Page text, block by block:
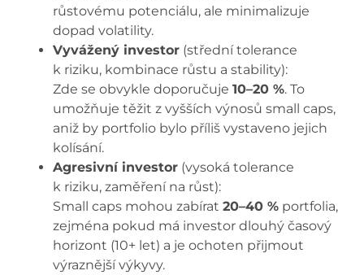
růstovému potenciálu, ale minimalizuje
dopad volatility.
Vyvážený investor (střední tolerance
k riziku, kombinace růstu a stability):
Zde se obvykle doporučuje 10–20 %. To
umožňuje těžit z vyšších výnosů small caps,
aniž by portfolio bylo příliš vystaveno jejich
kolísání.
Agresivní investor (vysoká tolerance
k riziku, zaměření na růst):
Small caps mohou zabírat 20–40 % portfolia,
zejména pokud má investor dlouhý časový
horizont (10+ let) a je ochoten přijmout
výraznější výkyvy.